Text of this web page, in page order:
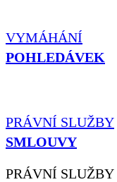
VYMÁHÁNÍ
POHLEDÁVEK
PRÁVNÍ SLUŽBY
SMLOUVY
PRÁVNÍ